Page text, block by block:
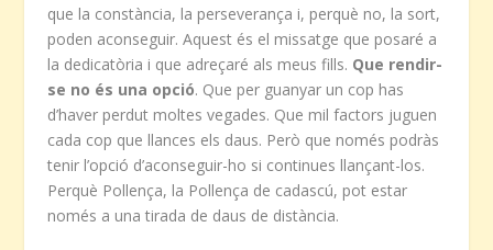
que la constància, la perseverança i, perquè no, la sort,
poden aconseguir. Aquest és el missatge que posaré a
la dedicatòria i que adreçaré als meus fills. Que rendir-
se no és una opció. Que per guanyar un cop has
d’haver perdut moltes vegades. Que mil factors juguen
cada cop que llances els daus. Però que només podràs
tenir l’opció d’aconseguir-ho si continues llançant-los.
Perquè Pollença, la Pollença de cadascú, pot estar
només a una tirada de daus de distància.